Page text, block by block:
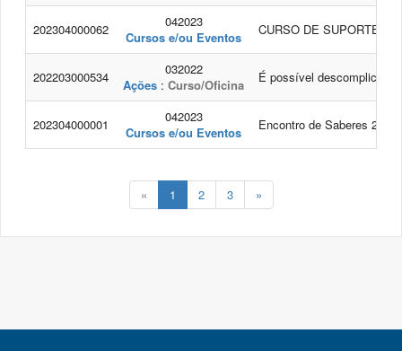
202304000062
042023
Cursos e/ou Eventos
CURSO DE SUPORTE
202203000534
032022
Ações : Curso/Oficina É possível descomplicar o
202304000001
042023
Cursos e/ou Eventos
Encontro de Saberes
« 1 2 3 »